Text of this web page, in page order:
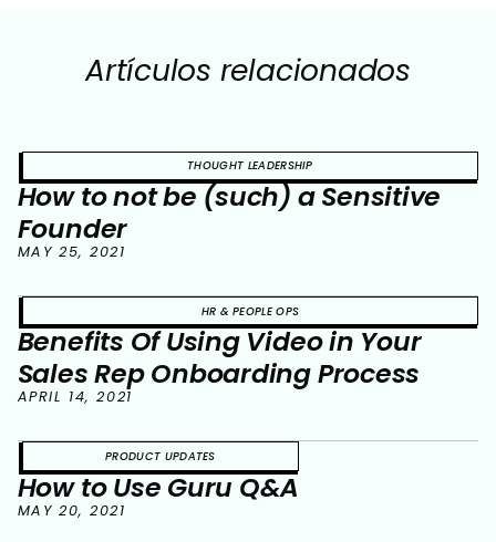
Artículos relacionados
THOUGHT LEADERSHIP
How to not be (such) a Sensitive
Founder
MAY 25, 2021
HR & PEOPLE OPS
Benefits Of Using Video in Your
Sales Rep Onboarding Process
APRIL 14, 2021
PRODUCT UPDATES
How to Use Guru Q&A
MAY 20, 2021